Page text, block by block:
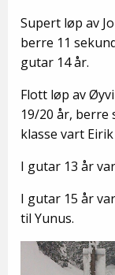
Supert løp av
berre 11
gutar 14 år.
Flott løp av
19/20 år, berre
klasse vart
I gutar 13 år
I gutar 15 år
til Yunus.